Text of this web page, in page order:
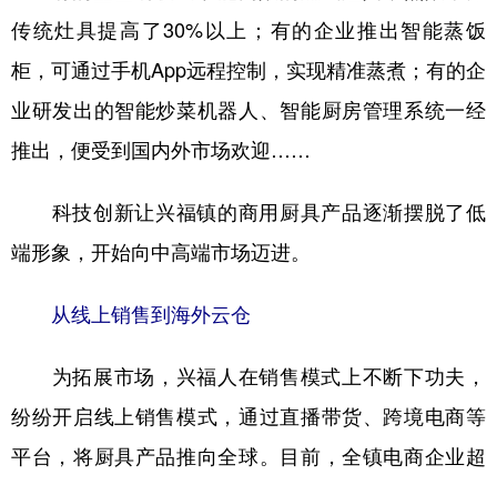
传统灶具提高了30%以上；有的企业推出智能蒸饭
柜，可通过手机App远程控制，实现精准蒸煮；有的企
业研发出的智能炒菜机器人、智能厨房管理系统一经
推出，便受到国内外市场欢迎……
科技创新让兴福镇的商用厨具产品逐渐摆脱了低
端形象，开始向中高端市场迈进。
从线上销售到海外云仓
为拓展市场，兴福人在销售模式上不断下功夫，
纷纷开启线上销售模式，通过直播带货、跨境电商等
平台，将厨具产品推向全球。目前，全镇电商企业超